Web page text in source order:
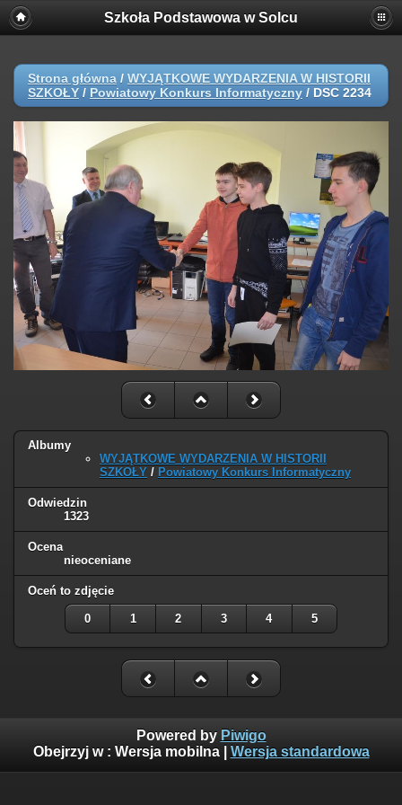
Szkoła Podstawowa w Solcu
Strona główna / WYJĄTKOWE WYDARZENIA W HISTORII
SZKOŁY / Powiatowy Konkurs Informatyczny / DSC 2234
Albumy
WYJĄTKOWE WYDARZENIA W HISTORII
SZKOŁY / Powiatowy Konkurs Informatyczny
Odwiedzin
1323
Ocena
nieoceniane
Oceń to zdjęcie
0 1 2 3 4 5
Powered by Piwigo
Obejrzyj w : Wersja mobilna| Wersja standardowa